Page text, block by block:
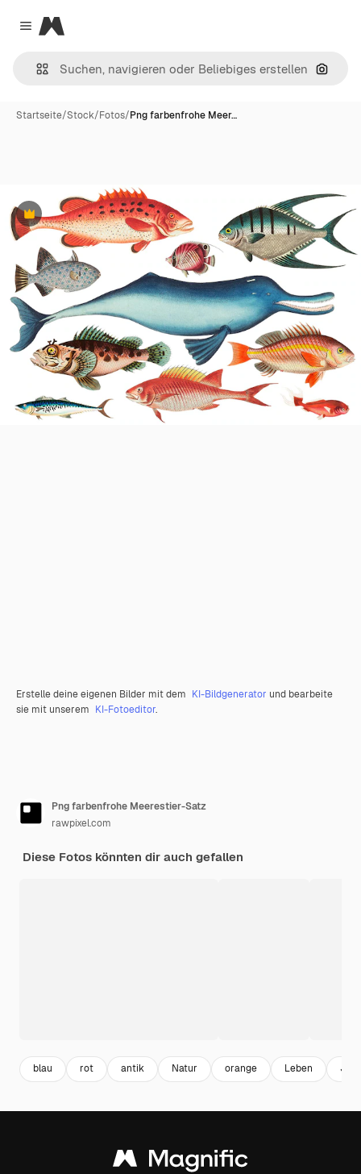
Close menu
Magnific
Nach
Startseite/Stock/Fotos/Png farbenfrohe Meer…
Premium
Erstelle deine eigenen Bilder mit dem KI-Bildgenerator und bearbeite
sie mit unserem KI-Fotoeditor.
Png farbenfrohe Meerestier-Satz
rawpixel.com
Diese Fotos könnten dir auch gefallen
blau rot antik Natur orange Leben